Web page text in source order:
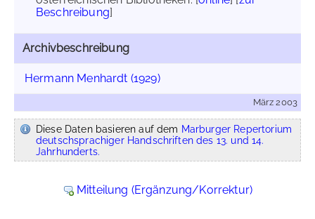
Beschreibung]
Archivbeschreibung
Hermann Menhardt (1929)
März 2003
Diese Daten basieren auf dem Marburger Repertorium
deutschsprachiger Handschriften des 13. und 14.
Jahrhunderts.
Mitteilung (Ergänzung/Korrektur)